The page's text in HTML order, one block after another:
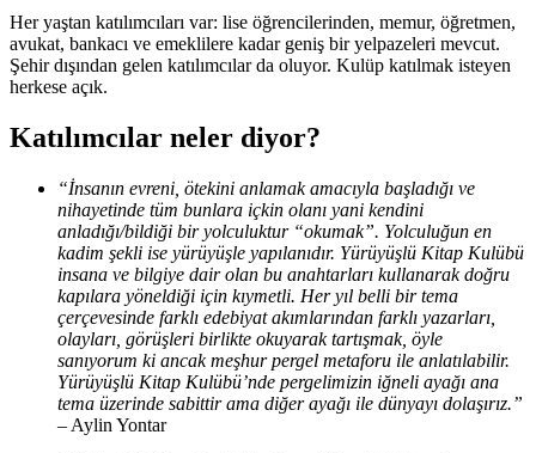
Her yaştan katılımcıları var: lise öğrencilerinden, memur, öğretmen,
avukat, bankacı ve emeklilere kadar geniş bir yelpazeleri mevcut.
Şehir dışından gelen katılımcılar da oluyor. Kulüp katılmak isteyen
herkese açık.
Katılımcılar neler diyor?
“İnsanın evreni, ötekini anlamak amacıyla başladığı ve
nihayetinde tüm bunlara içkin olanı yani kendini
anladığı/bildiği bir yolculuktur “okumak”. Yolculuğun en
kadim şekli ise yürüyüşle yapılanıdır. Yürüyüşlü Kitap Kulübü
insana ve bilgiye dair olan bu anahtarları kullanarak doğru
kapılara yöneldiği için kıymetli. Her yıl belli bir tema
çerçevesinde farklı edebiyat akımlarından farklı yazarları,
olayları, görüşleri birlikte okuyarak tartışmak, öyle
sanıyorum ki ancak meşhur pergel metaforu ile anlatılabilir.
Yürüyüşlü Kitap Kulübü’nde pergelimizin iğneli ayağı ana
tema üzerinde sabittir ama diğer ayağı ile dünyayı dolaşırız.”
– Aylin Yontar